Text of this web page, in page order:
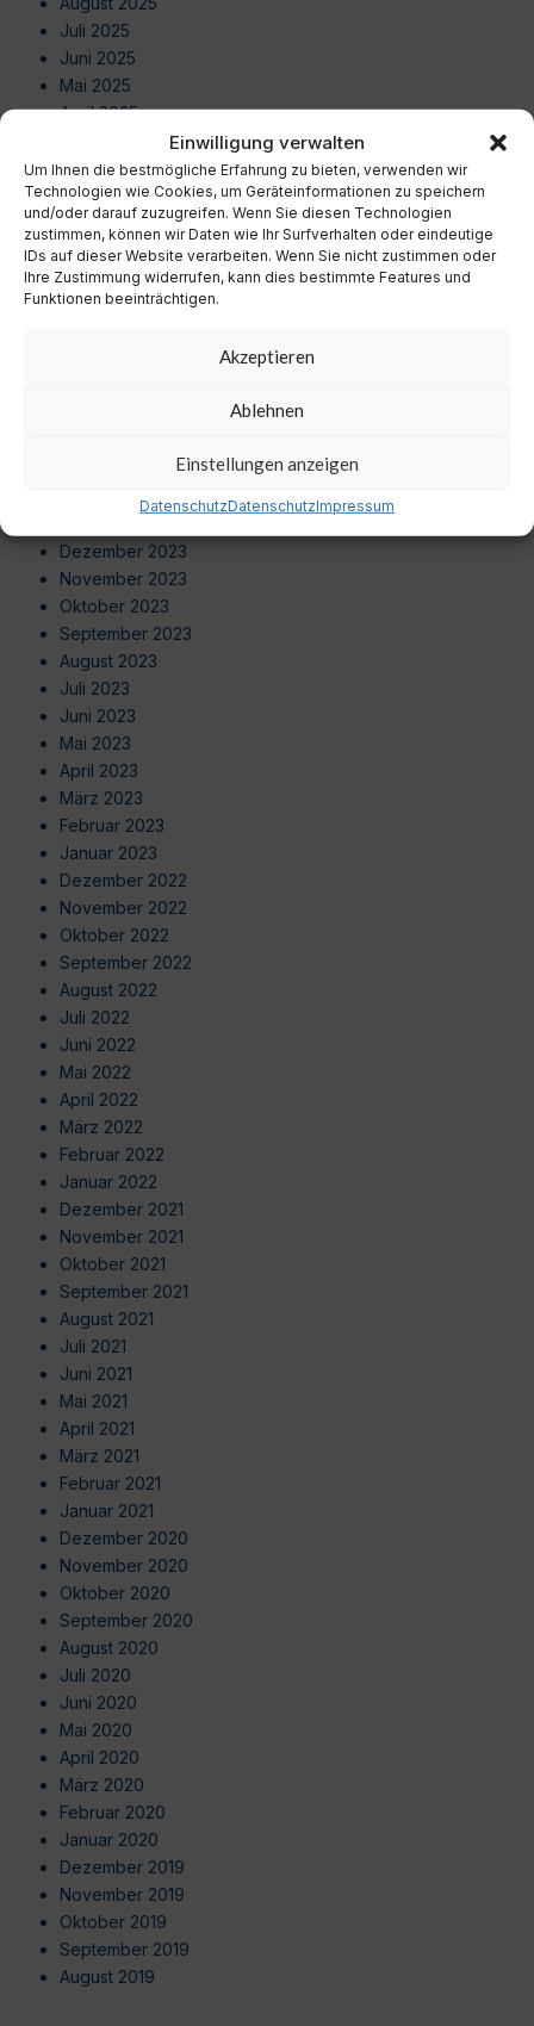
Einwilligung verwalten
Um Ihnen die bestmögliche Erfahrung zu bieten, verwenden wir
Technologien wie Cookies, um Geräteinformationen zu speichern
und/oder darauf zuzugreifen. Wenn Sie diesen Technologien
zustimmen, können wir Daten wie Ihr Surfverhalten oder eindeutige
IDs auf dieser Website verarbeiten. Wenn Sie nicht zustimmen oder
Ihre Zustimmung widerrufen, kann dies bestimmte Features und
Funktionen beeinträchtigen.
Akzeptieren
Ablehnen
Einstellungen anzeigen
DatenschutzDatenschutzImpressum
Juli 2025
Juni 2025
Mai 2025
April 2025
Februar 2025
Januar 2025
Dezember 2024
November 2024
Oktober 2024
September 2024
Februar 2024
Dezember 2023
November 2023
Oktober 2023
September 2023
August 2023
Juli 2023
Juni 2023
Mai 2023
April 2023
März 2023
Februar 2023
Januar 2023
Dezember 2022
November 2022
Oktober 2022
September 2022
August 2022
Juli 2022
Juni 2022
Mai 2022
April 2022
März 2022
Februar 2022
Januar 2022
Dezember 2021
November 2021
Oktober 2021
September 2021
August 2021
Juli 2021
Juni 2021
Mai 2021
April 2021
März 2021
Februar 2021
Januar 2021
Dezember 2020
November 2020
Oktober 2020
September 2020
August 2020
Juli 2020
Juni 2020
Mai 2020
April 2020
März 2020
Februar 2020
Januar 2020
Dezember 2019
November 2019
Oktober 2019
September 2019
August 2019